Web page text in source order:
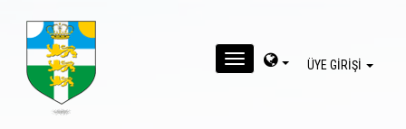
MENU ÜYE GİRİŞİ